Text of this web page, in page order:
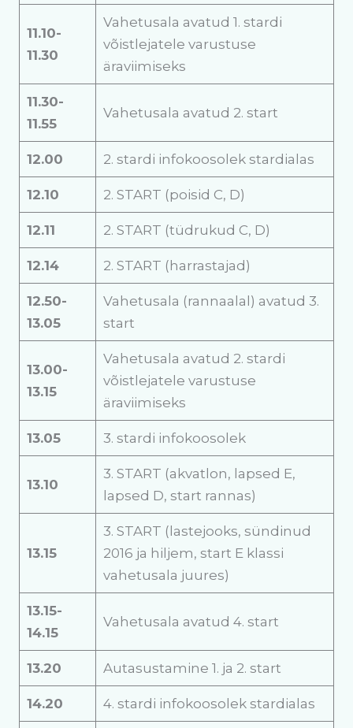
11.10-
11.30
Vahetusala avatud 1. stardi
võistlejatele varustuse
äraviimiseks
11.30-
11.55
Vahetusala avatud 2. start
12.00 2. stardi infokoosolek stardialas
12.10 2. START (poisid C, D)
12.11 2. START (tüdrukud C, D)
12.14 2. START (harrastajad)
12.50-
13.05
Vahetusala (rannaalal) avatud 3.
start
13.00-
13.15
Vahetusala avatud 2. stardi
võistlejatele varustuse
äraviimiseks
13.05 3. stardi infokoosolek
13.10
3. START (akvatlon, lapsed E,
lapsed D, start rannas)
13.15
3. START (lastejooks, sündinud
2016 ja hiljem, start E klassi
vahetusala juures)
13.15-
14.15
Vahetusala avatud 4. start
13.20 Autasustamine 1. ja 2. start
14.20 4. stardi infokoosolek stardialas